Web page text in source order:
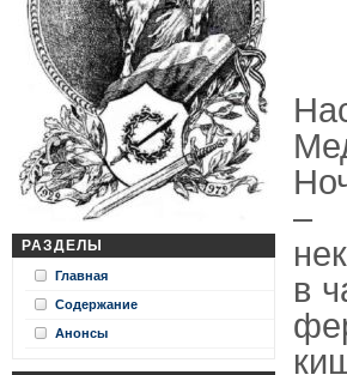
–
в
РАЗДЕЛЫ
Главная
Содержание
Анонсы